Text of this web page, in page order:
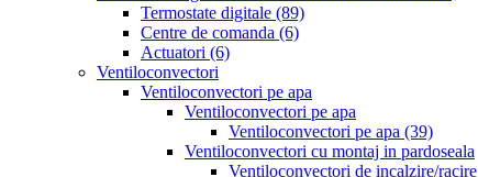
Termostate digitale (89)
Centre de comanda (6)
Actuatori (6)
Ventiloconvectori
Ventiloconvectori pe apa
Ventiloconvectori pe apa
Ventiloconvectori pe apa (39)
Ventiloconvectori cu montaj in pardoseala
Ventiloconvectori de incalzire/racire